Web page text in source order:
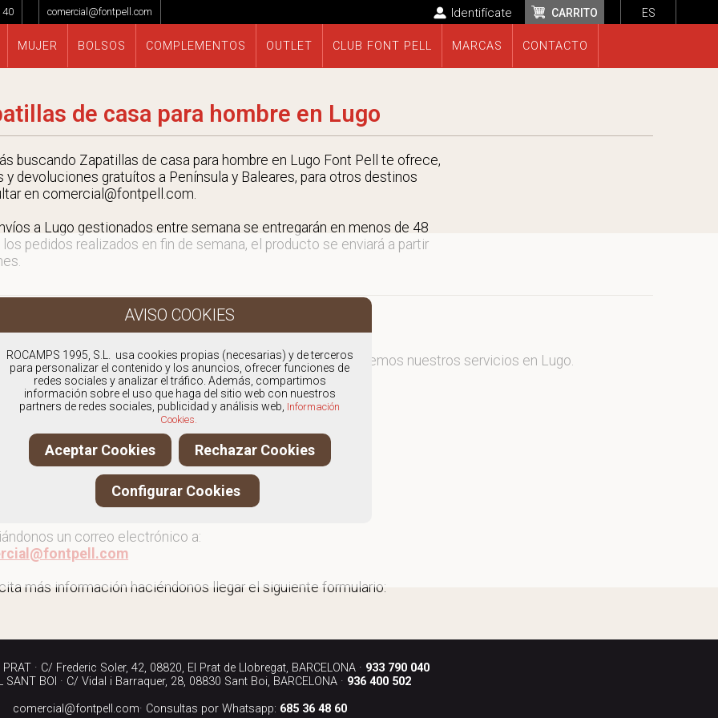
ES
40 comercial@fontpell.com CARRITO
Identifícate
MUJER BOLSOS COMPLEMENTOS OUTLET CLUB FONT PELL MARCAS CONTACTO
de casa para hombre en Lugo
buscando Zapatillas de casa para hombre en Lugo Font Pell te ofrece,
y devoluciones gratuítos a Península y Baleares, para otros destinos
en comercial@fontpell.com.
a Lugo gestionados entre semana se entregarán en menos de 48
los pedidos realizados en fin de semana, el producto se enviará a partir
especialistas en Zapatillas de casa para hombre, y ofrecemos nuestros servicios en Lugo.
más zapatillas de casa para hombre
más información llamándonos a los teléfonos:
040
un correo electrónico a:
más información haciéndonos llegar el siguiente formulario:
PRAT · C/ Frederic Soler, 42, 08820, El Prat de Llobregat, BARCELONA · 933 790 040
SANT BOI · C/ Vidal i Barraquer, 28, 08830 Sant Boi, BARCELONA · 936 400 502
comercial@fontpell.com· Consultas por Whatsapp: 685 36 48 60
ROCAMPS 1995, S.L. usa cookies propias (necesarias) y de terceros
para personalizar el contenido y los anuncios, ofrecer funciones de
redes sociales y analizar el tráfico. Además, compartimos
información sobre el uso que haga del sitio web con nuestros
partners de redes sociales, publicidad y análisis web, Información
Cookies.
Aceptar Cookies Rechazar Cookies
Configurar Cookies